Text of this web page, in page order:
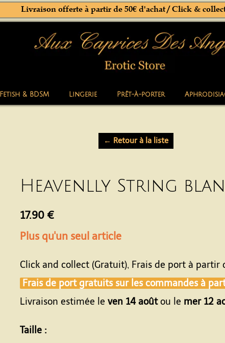
Fetish & BDSM Lingerie Prêt-à-porter
Livraison offerte à partir de 50€ d'achat / Click &
← Retour à la liste
Heavenlly String
17.90 €
Plus qu'un seul article
Click and collect (Gratuit), Frais de port à partir
Frais de port gratuits sur les commandes à
Livraison estimée le ven 14 aoûtou le mer 12
Taille :